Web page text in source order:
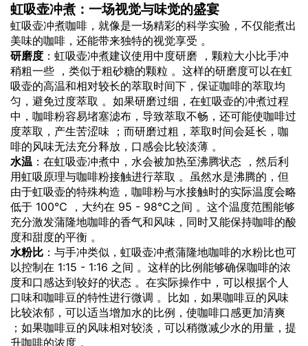
虹吸壶冲煮：一场视觉与味觉的盛宴
虹吸壶冲煮咖啡，就像是一场精彩的科学实验，不仅能煮出
美味的咖啡，还能带来独特的视觉享受 。
研磨度 ：虹吸壶冲煮建议使用中度研磨 ，颗粒大小比手冲
稍粗一些 ，类似于粗砂糖的颗粒 。这样的研磨度可以在虹
吸壶的高温和相对较长的萃取时间下，保证咖啡的萃取均
匀，避免过度萃取 。如果研磨过细，在虹吸壶的冲煮过程
中，咖啡粉容易堵塞滤布，导致萃取不畅，还可能使咖啡过
度萃取，产生苦涩味 ；而研磨过粗，萃取时间会延长，咖
啡的风味无法充分释放，口感会比较淡薄 。
水温 ：在虹吸壶冲煮中，水会被加热至沸腾状态 ，然后利
用虹吸原理与咖啡粉接触进行萃取 。虽然水是沸腾的，但
由于虹吸壶的特殊构造，咖啡粉与水接触时的实际温度会略
低于 100℃ ，大约在 95 - 98℃之间 。这个温度范围能够
充分激发蒲隆地咖啡的香气和风味，同时又能保持咖啡的酸
度和甜度的平衡 。
水粉比 ：与手冲类似，虹吸壶冲煮蒲隆地咖啡的水粉比也可
以控制在 1:15 - 1:16 之间 。这样的比例能够确保咖啡的浓
度和口感达到较好的状态 。在实际操作中，可以根据个人
口味和咖啡豆的特性进行微调 。比如，如果咖啡豆的风味
比较浓郁，可以适当增加水的比例，使咖啡口感更加清爽
；如果咖啡豆的风味相对较淡，可以稍微减少水的用量，提
升咖啡的浓度 。